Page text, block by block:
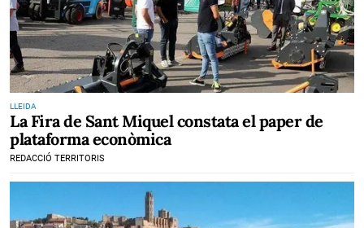
LLEIDA
La Fira de Sant Miquel constata el paper de
plataforma econòmica
REDACCIÓ TERRITORIS